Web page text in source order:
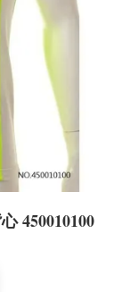
450010100